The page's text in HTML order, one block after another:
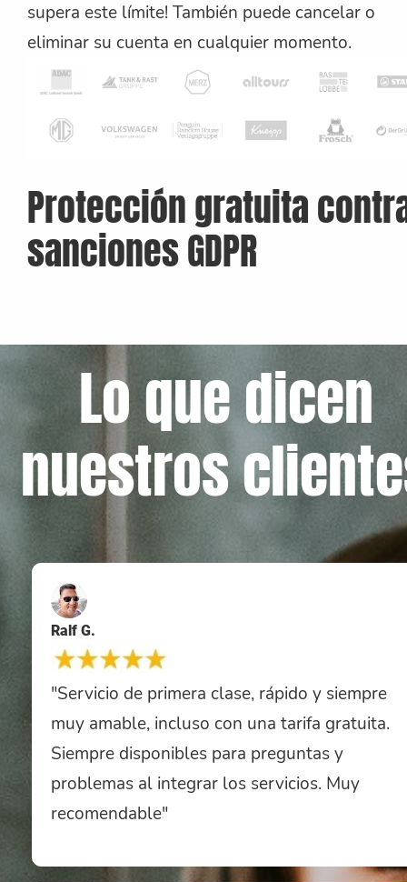
supera este límite! También puede cancelar o
eliminar su cuenta en cualquier momento.
Protección gratuita
sanciones GDPR
Lo que dicen
nuestros
Ralf G.
"Servicio de primera clase, rápido y siempre
muy amable, incluso con una tarifa gratuita.
Siempre disponibles para preguntas y
problemas al integrar los servicios. Muy
recomendable"